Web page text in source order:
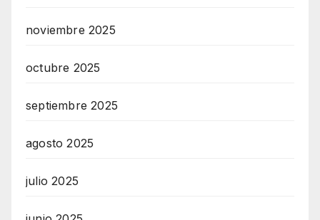
noviembre 2025
octubre 2025
septiembre 2025
agosto 2025
julio 2025